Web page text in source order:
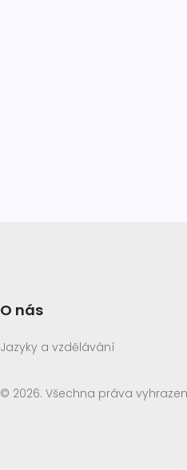
O nás
Jazyky a vzdělávání
© 2026. Všechna práva